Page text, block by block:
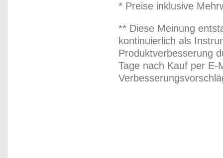
* Preise inklusive
** Diese Meinung
kontinuierlich als
Produktverbesserung
Tage nach Kauf per E-